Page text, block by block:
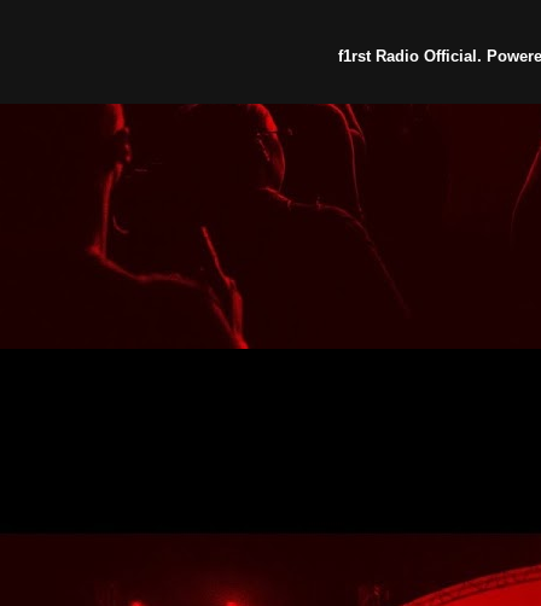
f1rst Radio Official.